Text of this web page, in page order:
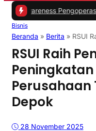
Pengoperasian
Bisnis
Beranda » Berita » RSUI
RSUI Raih
Perusahaan
Depok
28 November 2025